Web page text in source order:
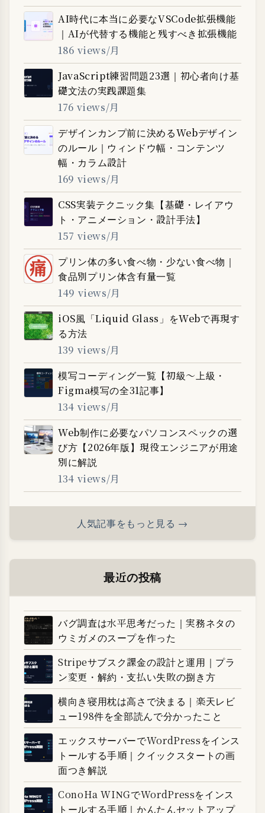
AI時代に本当に必要なVSCode拡張機能
｜AIが代替する機能と残すべき拡張機能
186 views/月
JavaScript練習問題23選｜初心者向け基
礎文法の実践課題集
176 views/月
デザインカンプ前に決めるWebデザイン
のルール｜ウィンドウ幅・コンテンツ
幅・カラム設計
169 views/月
CSS実装テクニック集【基礎・レイアウ
ト・アニメーション・設計手法】
157 views/月
プリン体の多い食べ物・少ない食べ物｜
食品別プリン体含有量一覧
149 views/月
iOS風「Liquid Glass」をWebで再現す
る方法
139 views/月
模写コーディング一覧【初級〜上級・
Figma模写の全31記事】
134 views/月
Web制作に必要なパソコンスペックの選
び方【2026年版】現役エンジニアが用途
別に解説
134 views/月
人気記事をもっと見る →
最近の投稿
バグ調査は水平思考だった｜実務ネタの
ウミガメのスープを作った
Stripeサブスク課金の設計と運用｜プラ
ン変更・解約・支払い失敗の捌き方
横向き寝用枕は高さで決まる｜楽天レビ
ュー198件を全部読んで分かったこと
エックスサーバーでWordPressをインス
トールする手順｜クイックスタートの画
面つき解説
ConoHa WINGでWordPressをインス
トールする手順｜かんたんセットアップ